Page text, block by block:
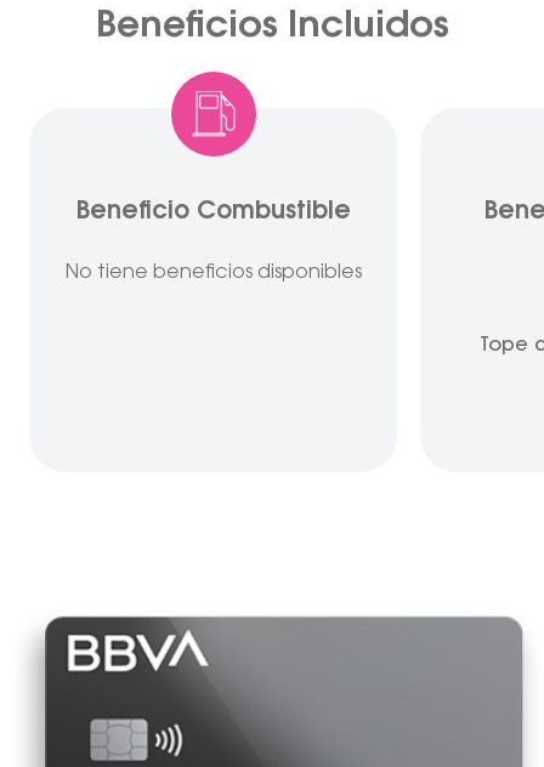
Beneficios Incluidos
Beneficio Combustible
No tiene beneficios disponibles
Tope